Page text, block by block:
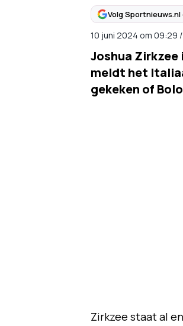
Volg
10 juni 2024 om 09:29 /
Joshua
meldt het
gekeken of
Zirkzee staat al